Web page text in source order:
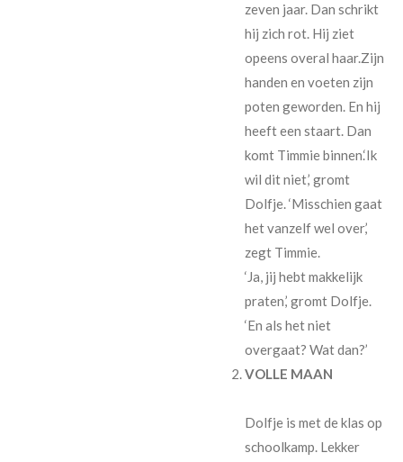
zeven jaar. Dan schrikt
hij zich rot. Hij ziet
opeens overal haar.Zijn
handen en voeten zijn
poten geworden. En hij
heeft een staart. Dan
komt Timmie binnen.‘Ik
wil dit niet,’ gromt
Dolfje. ‘Misschien gaat
het vanzelf wel over,’
zegt Timmie.
‘Ja, jij hebt makkelijk
praten,’ gromt Dolfje.
‘En als het niet
overgaat? Wat dan?’
VOLLE MAAN
Dolfje is met de klas op
schoolkamp. Lekker